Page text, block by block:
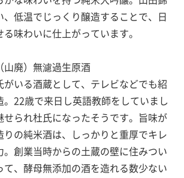
、低温でじっくり醸造することで、日
味わいに仕上がっています。
廃）無濾過生原酒
がいる酒蔵として、テレビなどでも紹
。22歳で来日し英語教師をしていまし
せられ杜氏になったそうです。旨味が
りの純米酒は、しっかりと重厚でキレ
。創業当時からの土蔵の壁に住みつい
て、酵母無添加の酒を造れる数少ない